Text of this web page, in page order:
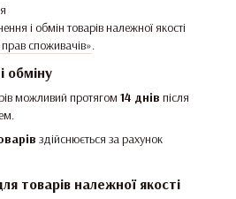
і обмін товарів належної якості
споживачів».
обміну
можливий протягом 14 днів після
здійснюється за рахунок
товарів належної якості